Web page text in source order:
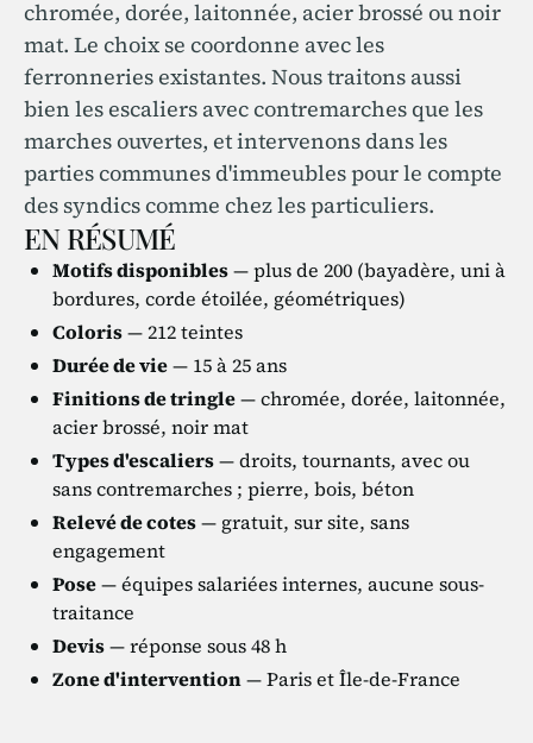
chromée, dorée, laitonnée, acier brossé ou noir
mat. Le choix se coordonne avec les
ferronneries existantes. Nous traitons aussi
bien les escaliers avec contremarches que les
marches ouvertes, et intervenons dans les
parties communes d'immeubles pour le compte
des syndics comme chez les particuliers.
EN RÉSUMÉ
Motifs disponibles— plus de 200 (bayadère, uni à
bordures, corde étoilée, géométriques)
Coloris— 212 teintes
Durée de vie— 15 à 25 ans
Finitions de tringle— chromée, dorée, laitonnée,
acier brossé, noir mat
Types d'escaliers— droits, tournants, avec ou
sans contremarches ; pierre, bois, béton
Relevé de cotes— gratuit, sur site, sans
engagement
Pose— équipes salariées internes, aucune sous-
traitance
Devis— réponse sous 48 h
Zone d'intervention— Paris et Île-de-France